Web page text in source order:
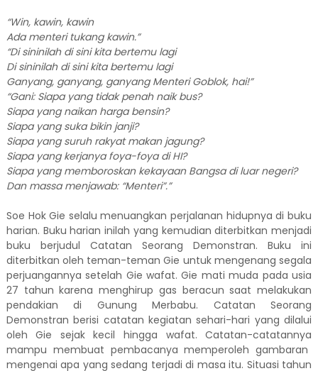
“Win, kawin, kawin
Ada menteri tukang kawin.”
“Di sininilah di sini kita bertemu lagi
Di sininilah di sini kita bertemu lagi
Ganyang, ganyang, ganyang Menteri Goblok, hai!”
“Gani: Siapa yang tidak penah naik bus?
Siapa yang naikan harga bensin?
Siapa yang suka bikin janji?
Siapa yang suruh rakyat makan jagung?
Siapa yang kerjanya foya-foya di HI?
Siapa yang memboroskan kekayaan Bangsa di luar negeri?
Dan massa menjawab: “Menteri”.”
Soe Hok Gie selalu menuangkan perjalanan hidupnya di buku
harian. Buku harian inilah yang kemudian diterbitkan menjadi
buku berjudul Catatan Seorang Demonstran. Buku ini
diterbitkan oleh teman-teman Gie untuk mengenang segala
perjuangannya setelah Gie wafat. Gie mati muda pada usia
27 tahun karena menghirup gas beracun saat melakukan
pendakian di GunungMerbabu. Catatan Seorang
Demonstran berisi catatan kegiatan sehari-hari yang dilalui
olehGie sejakkecil hingga wafat. Catatan-catatannya
mampu membuat pembacanya memperoleh gambaran
mengenai apa yang sedang terjadi di masa itu. Situasi tahun